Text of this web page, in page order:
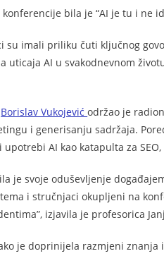
bila je “AI je tu i ne
su imali priliku čuti ključnog
uticaja AI u svakodnevnom
Borislav Vukojevićodržao je
i generisanju sadržaja.
AI kao katapulta za
je svoje oduševljenje
tema i stručnjaci okupljeni na
izjavila je profesorica
je doprinijela razmjeni